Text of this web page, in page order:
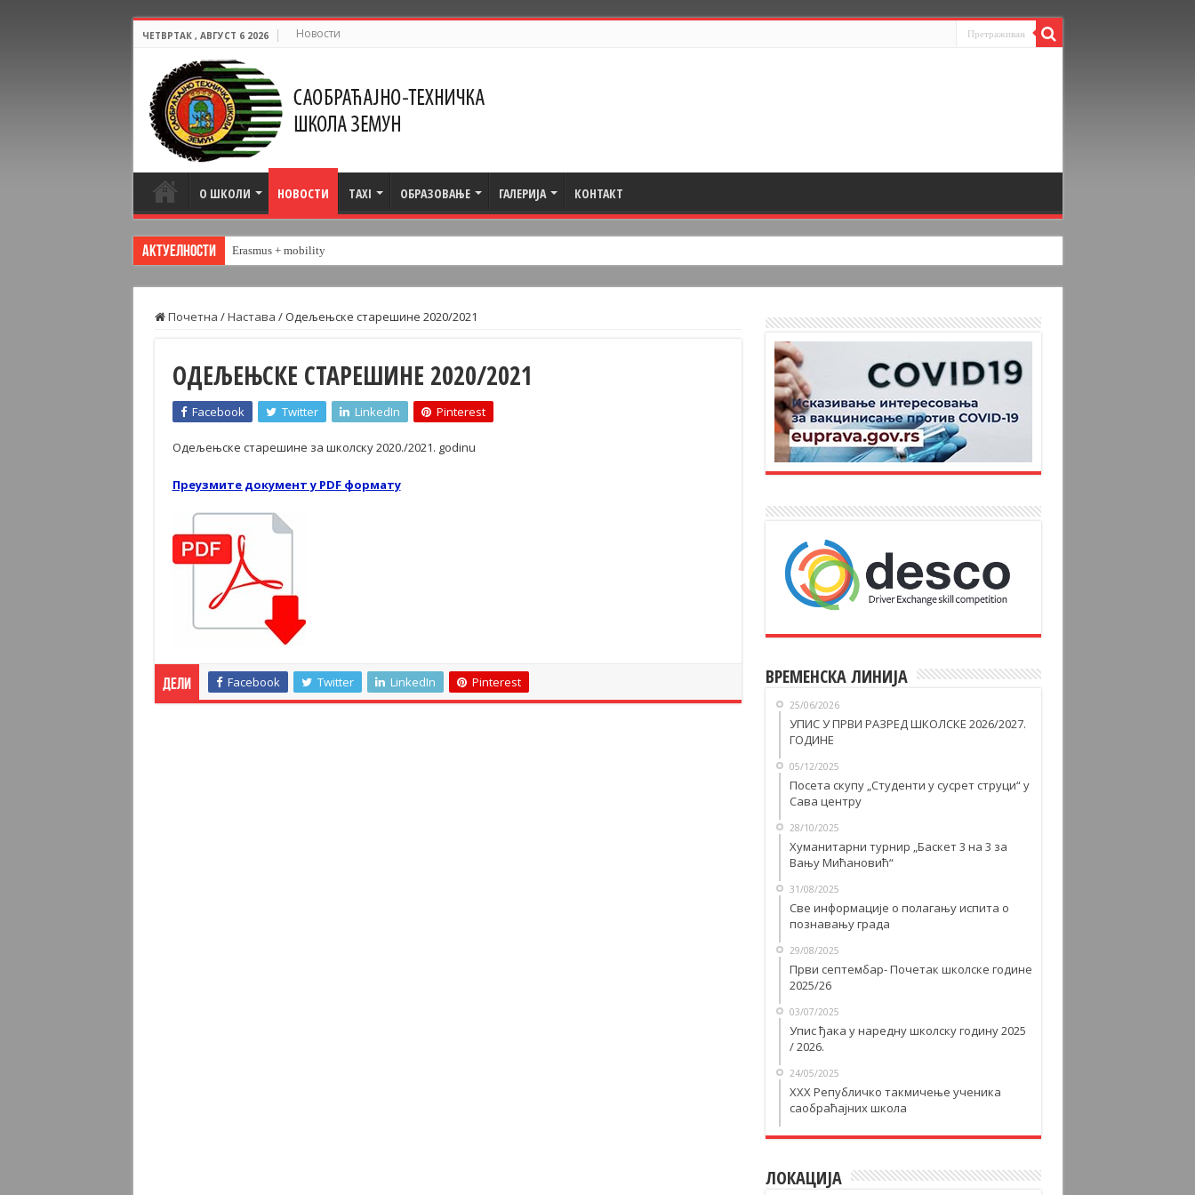
ЧЕТВРТАК , АВГУСТ 6 2026 Новости
О ШКОЛИ НОВОСТИ TAXI ОБРАЗОВАЊЕ ГАЛЕРИЈА КОНТАКТ
Актуелности Erasmus + mobility
Почетна /Настава /Одељењске старешине 2020/2021
ОДЕЉЕЊСКЕ СТАРЕШИНЕ 2020/2021
Facebook Twitter LinkedIn Pinterest
Одељењске старешине за школску 2020./2021. godinu
Преузмите документ у PDF формату
Дели Facebook Twitter LinkedIn Pinterest ВРЕМЕНСКА ЛИНИЈА
25/06/2026
УПИС У ПРВИ РАЗРЕД ШКОЛСКЕ 2026/2027.
ГОДИНЕ
05/12/2025
Посета скупу „Студенти у сусрет струци“ у
Савa центру
28/10/2025
Хуманитарни турнир „Баскет 3 на 3 за
Вању Мићановић“
31/08/2025
Све информације о полагању испита о
познавању града
29/08/2025
Први септембар- Почетак школске године
2025/26
03/07/2025
Упис ђака у наредну школску годину 2025
/ 2026.
24/05/2025
XXX Републичко такмичење ученика
саобраћајних школа
ЛОКАЦИЈА